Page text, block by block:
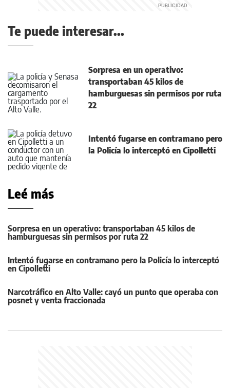
Te puede interesar...
Sorpresa en un operativo:
transportaban 45 kilos de
hamburguesas sin permisos por ruta
22
Intentó fugarse en contramano pero
la Policía lo interceptó en Cipolletti
Leé más
Sorpresa en un operativo: transportaban 45 kilos de
hamburguesas sin permisos por ruta 22
Intentó fugarse en contramano pero la Policía lo interceptó
en Cipolletti
Narcotráfico en Alto Valle: cayó un punto que operaba con
posnet y venta fraccionada